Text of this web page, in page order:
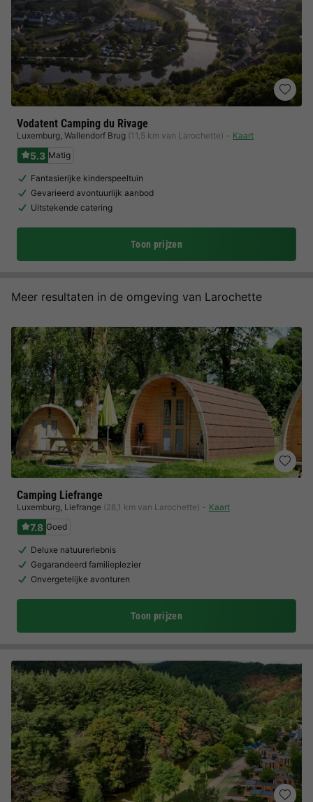
Vodatent Camping du Rivage
Luxemburg, Wallendorf Brug (11,5 km van Larochette) Kaart
5.3 Matig
Fantasierijke kinderspeeltuin
Gevarieerd avontuurlijk aanbod
Uitstekende catering
Toon prijzen
Meer resultaten in de omgeving van Larochette
Camping Liefrange
Luxemburg, Liefrange (28,1 km van Larochette) Kaart
7.8 Goed
Deluxe natuurerlebnis
Gegarandeerd familieplezier
Onvergetelijke avonturen
Toon prijzen